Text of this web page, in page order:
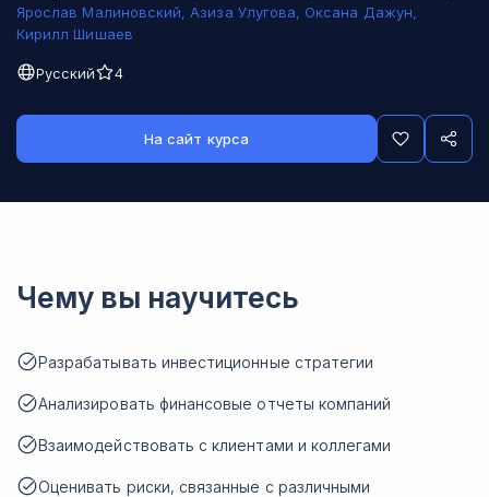
Ярослав Малиновский
Азиза Улугова Оксана Дажун
Кирилл Шишаев
Русский 4
На сайт курса
Чему вы научитесь
Разрабатывать инвестиционные стратегии
Анализировать финансовые отчеты компаний
Взаимодействовать с клиентами и коллегами
Оценивать риски, связанные с различными